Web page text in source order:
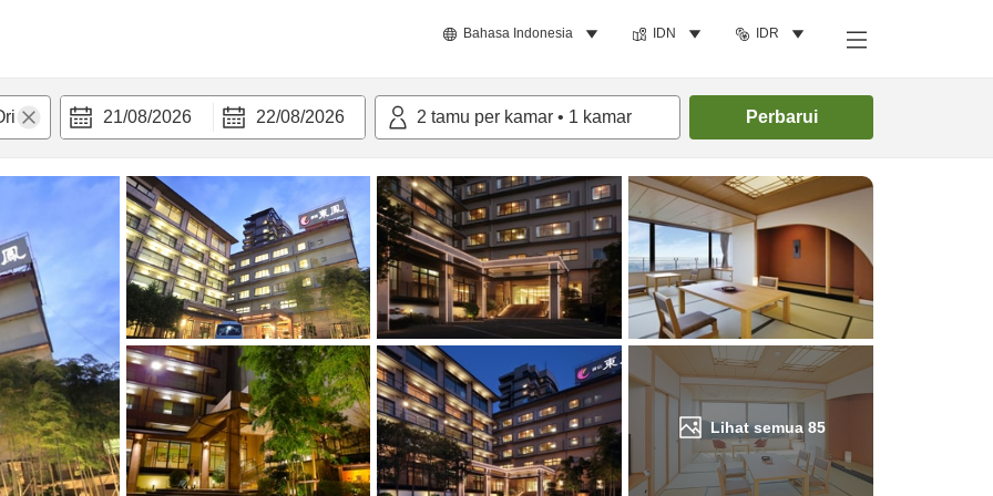
Bahasa Indonesia IDN IDR
21/08/2026 22/08/2026 2 tamu per kamar • 1 kamar Perbarui
Lihat semua 85
Cari kamar